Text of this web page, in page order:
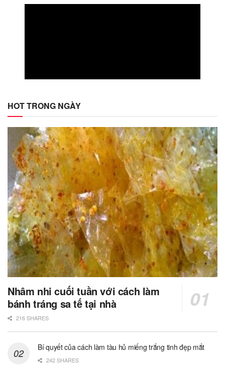
HOT TRONG NGÀY
Nhâm nhi cuối tuần với cách làm
bánh tráng sa tế tại nhà
216 SHARES
Bí quyết của cách làm tàu hủ miếng trắng tinh đẹp mắt
242 SHARES